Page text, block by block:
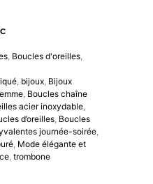
Boucles d'oreilles
bijoux Bijoux
Boucles chaîne
acier inoxydable
d’oreilles Boucles
journée-soirée
Mode élégante et
trombone